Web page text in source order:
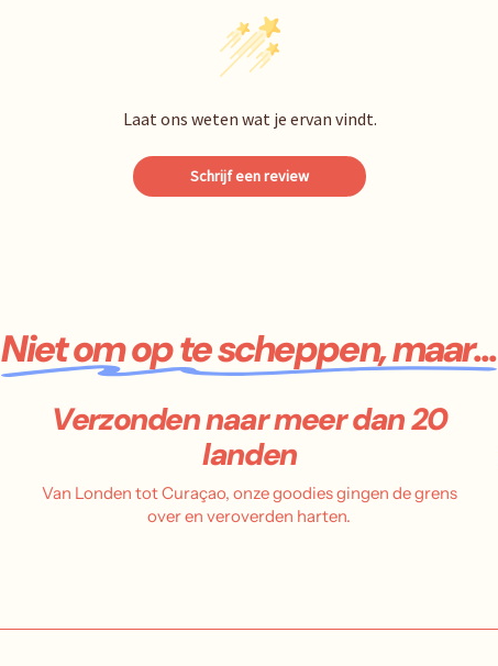
Laat ons weten wat je ervan vindt.
Schrijf een review
Niet om op te scheppen, maar...
Verzonden naar meer dan 20
landen
Van Londen tot Curaçao, onze goodies gingen de grens
over en veroverden harten.